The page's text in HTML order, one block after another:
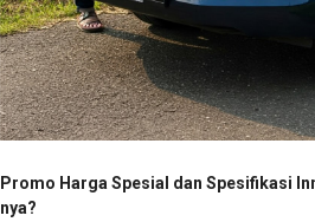
Promo Harga Spesial dan Spesifikasi
nya?